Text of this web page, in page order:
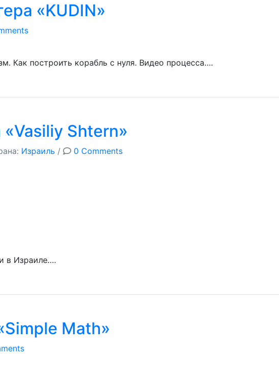
«KUDIN»
Как построить корабль с нуля. Видео процесса….
Shtern»
Израиль / 0 Comments
в Израиле….
Math»